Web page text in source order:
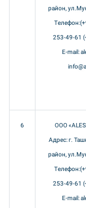
район,
253-49-61
E-mail:
6 ООО
Адрес: г.
район,
253-49-61
E-mail: